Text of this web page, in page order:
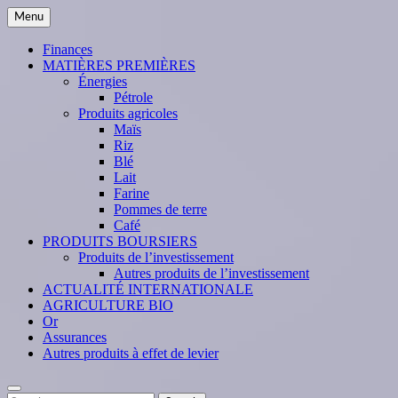
Skip
to
content
Menu
Finances
MATIÈRES PREMIÈRES
Énergies
Pétrole
Produits agricoles
Maïs
Riz
Blé
Lait
Farine
Pommes de terre
Café
PRODUITS BOURSIERS
Produits de l’investissement
Autres produits de l’investissement
ACTUALITÉ INTERNATIONALE
AGRICULTURE BIO
Or
Assurances
Autres produits à effet de levier
Search